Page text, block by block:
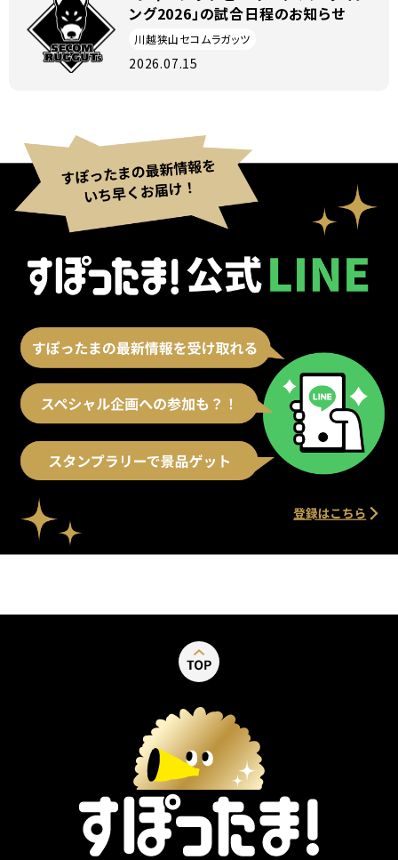
ング2026」の試合日程のお知らせ
川越狭山セコムラガッツ
2026.07.15